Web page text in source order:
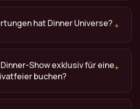
hat Dinner Universe? +
Show exklusiv für eine
buchen?
+